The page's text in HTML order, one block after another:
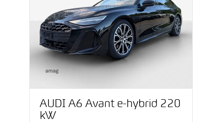
AUDI A6 Avant e-hybrid 220
kW